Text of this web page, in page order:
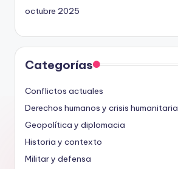
octubre 2025
Categorías
Conflictos actuales
Derechos humanos y crisis humanitaria
Geopolítica y diplomacia
Historia y contexto
Militar y defensa